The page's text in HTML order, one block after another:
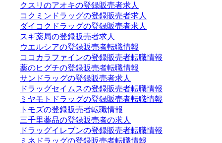
クスリのアオキの登録販売者求人
コクミンドラッグの登録販売者求人
ダイコクドラッグの登録販売者求人
スギ薬局の登録販売者求人
ウエルシアの登録販売者転職情報
ココカラファインの登録販売者転職情報
薬のヒグチの登録販売者転職情報
サンドラッグの登録販売者求人
ドラッグセイムスの登録販売者転職情報
ミヤモトドラッグの登録販売者転職情報
トモズの登録販売者転職情報
三千里薬品の登録販売者の求人
ドラッグイレブンの登録販売者転職情報
ミネドラッグの登録販売者転職情報